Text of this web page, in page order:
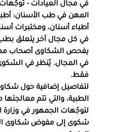
في مجال العيادات -
المهن في طب الأسنان:
أطباء أسنان، ومختبرات
في كل مجال آخر يتعلق
يفحص الشكاوى أصحاب
في المجال. يُنظر في
فقط.
لتفاصيل إضافية حول
الطبية، والتي تتم
لتوجّهات الجمهور في وزارة
شكوى إلى مفوض شكاوى